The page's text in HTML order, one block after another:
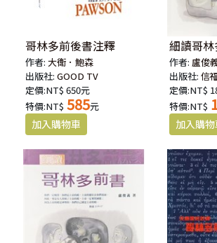
哥林多前後書注釋
作者:大衛．鮑森
出版社:GOOD TV
定價:NT$ 650元
特價:NT$ 585元
細讀哥
作者:盧俊
出版社:信
定價:NT$
特價:NT$